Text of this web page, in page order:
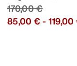
170,00 €
85,00 €-